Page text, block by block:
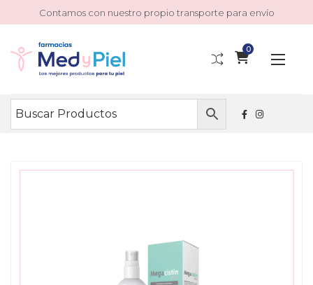
Contamos con nuestro propio transporte para envío
0